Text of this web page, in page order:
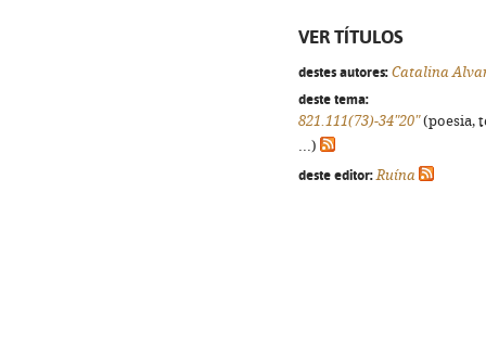
VER TÍTULOS
destes autores: Catalina
deste tema:
821.111(73)-34"20"(poesia,
...)
deste editor: Ruína